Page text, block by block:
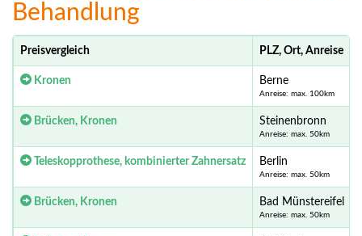
Behandlung
Preisvergleich PLZ, Ort, Anreise
Kronen Berne
Anreise: max. 100km
Brücken, Kronen Steinenbronn
Anreise: max. 50km
Teleskopprothese, kombinierter Zahnersatz Berlin
Anreise: max. 50km
Brücken, Kronen Bad Münstereifel
Anreise: max. 50km